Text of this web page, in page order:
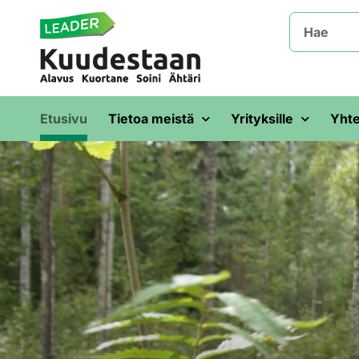
Etusivu Tietoa meistä Yrityksille